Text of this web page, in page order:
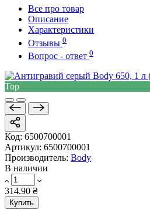
Все про товар
Описание
Характеристики
Отзывы 0
Вопрос - ответ 0
Top
Код: 6500700001
Артикул: 6500700001
Производитель: Body
В наличии
314.90 ₴
Купить